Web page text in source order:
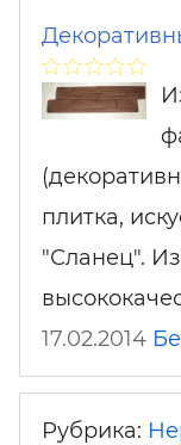
плитка,
"Сланец".
17.02.2014
Рубрика: